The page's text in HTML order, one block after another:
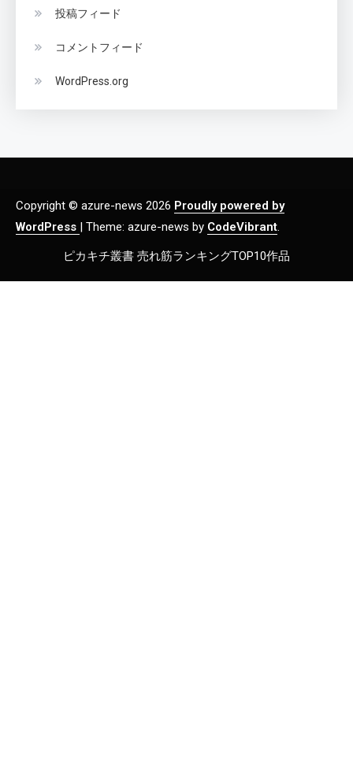
投稿フィード
コメントフィード
WordPress.org
Copyright © azure-news 2026 Proudly powered by
WordPress | Theme: azure-news by CodeVibrant
ピカキチ叢書 売れ筋ランキングTOP10作品